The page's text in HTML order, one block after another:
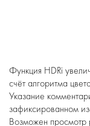
Функция HDRi
счёт алгоритма
Указание
зафиксированном
Возможен просмотр